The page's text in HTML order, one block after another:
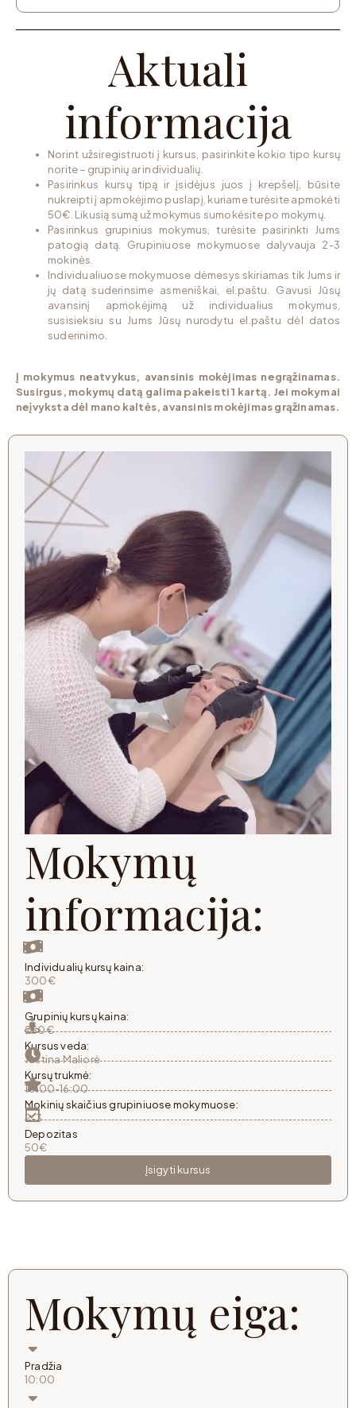
Aktuali
informacija
Norint užsiregistruoti į kursus, pasirinkite kokio tipo kursų
norite – grupinių ar individualių.
Pasirinkus kursų tipą ir įsidėjus juos į krepšelį, būsite
nukreipti į apmokėjimo puslapį, kuriame turėsite apmokėti
50€. Likusią sumą už mokymus sumokėsite po mokymų.
Pasirinkus grupinius mokymus, turėsite pasirinkti Jums
patogią datą. Grupiniuose mokymuose dalyvauja 2-3
mokinės.
Individualiuose mokymuose dėmesys skiriamas tik Jums ir
jų datą suderinsime asmeniškai, el.paštu. Gavusi Jūsų
avansinį apmokėjimą už individualius mokymus,
susisieksiu su Jums Jūsų nurodytu el.paštu dėl datos
suderinimo.
Į mokymus neatvykus, avansinis mokėjimas negrąžinamas.
Susirgus, mokymų datą galima pakeisti 1 kartą. Jei mokymai
neįvyksta dėl mano kaltės, avansinis mokėjimas grąžinamas.
Mokymų
informacija:
Individualių kursų kaina:
300€
Grupinių kursų kaina:
250€
Kursus veda:
Justina Maliorė
Kursų trukmė:
10:00-16:00
Mokinių skaičius grupiniuose mokymuose:
2-3
Depozitas
50€
Įsigyti kursus
Mokymų eiga:
Pradžia
10:00